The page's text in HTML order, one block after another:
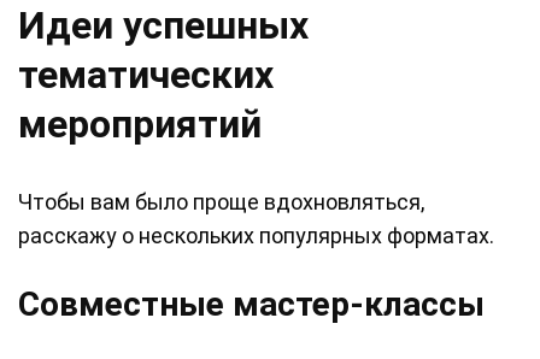
Идеи успешных
тематических
мероприятий
Чтобы вам было проще вдохновляться,
расскажу о нескольких популярных форматах.
Совместные мастер-классы